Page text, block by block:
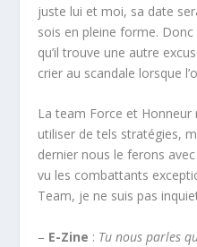
juste lui et moi, sa date
sois en pleine forme.
qu’il trouve une autre
crier au scandale lorsque
La team Force et Honneur
utiliser de tels stratégies,
dernier nous le ferons
vu les combattants
Team, je ne suis pas
– E-Zine : Tu nous parles